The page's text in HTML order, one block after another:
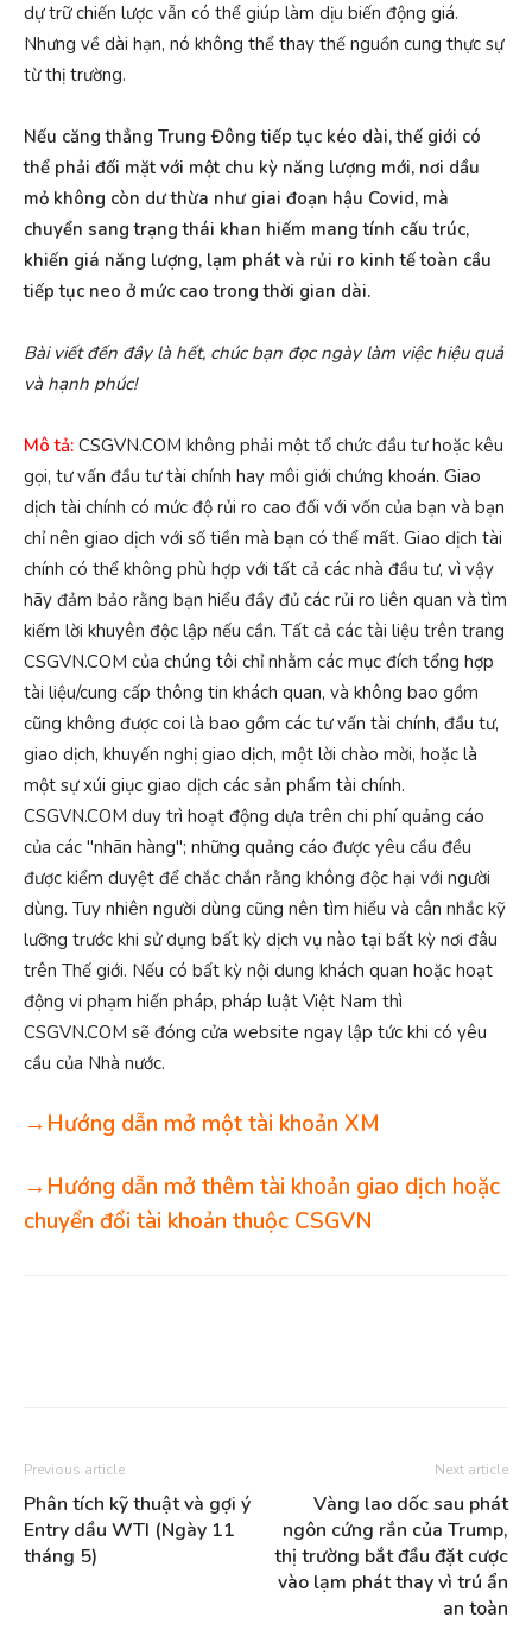
dự trữ chiến lược vẫn có thể giúp làm dịu biến động giá.
Nhưng về dài hạn, nó không thể thay thế nguồn cung thực sự
từ thị trường.
Nếu căng thẳng Trung Đông tiếp tục kéo dài, thế giới có
thể phải đối mặt với một chu kỳ năng lượng mới, nơi dầu
mỏ không còn dư thừa như giai đoạn hậu Covid, mà
chuyển sang trạng thái khan hiếm mang tính cấu trúc,
khiến giá năng lượng, lạm phát và rủi ro kinh tế toàn cầu
tiếp tục neo ở mức cao trong thời gian dài.
Bàiviết đến đây là hết, chúc bạn đọc ngày làm việc hiệu quả
và hạnh phúc!
Mô tả: CSGVN.COM không phải một tổ chức đầu tư hoặc kêu
gọi, tư vấn đầu tư tài chính hay môi giới chứng khoán. Giao
dịch tài chính có mức độ rủi ro cao đối với vốn của bạn và bạn
chỉ nên giao dịch với số tiền mà bạn có thể mất. Giao dịch tài
chính có thể không phù hợp với tất cả các nhà đầu tư, vì vậy
hãy đảm bảo rằng bạn hiểu đầy đủ các rủi ro liên quan và tìm
kiếm lời khuyên độc lập nếu cần. Tất cả các tài liệu trên trang
CSGVN.COM của chúng tôi chỉ nhằm các mục đích tổng hợp
tài liệu/cung cấp thông tin khách quan, và không bao gồm
cũng không được coi là bao gồm các tư vấn tài chính, đầu tư,
giao dịch, khuyến nghị giao dịch, một lời chào mời, hoặc là
một sự xúi giục giao dịch các sản phẩm tài chính.
CSGVN.COM duy trì hoạt động dựa trên chi phí quảng cáo
của các "nhãn hàng"; những quảng cáo được yêu cầu đều
được kiểm duyệt để chắc chắn rằng không độc hại với người
dùng. Tuy nhiên người dùng cũng nên tìm hiểu và cân nhắc kỹ
lưỡng trước khi sử dụng bất kỳ dịch vụ nào tại bất kỳ nơi đâu
trên Thế giới. Nếu có bất kỳ nội dung khách quan hoặc hoạt
động vi phạm hiến pháp, pháp luật Việt Nam thì
CSGVN.COM sẽ đóng cửa website ngay lập tức khi có yêu
cầu của Nhà nước.
→Hướng dẫn mở một tài khoản XM
→Hướng dẫn mở thêm tài khoản giao dịch hoặc
chuyển đổi tài khoản thuộc CSGVN
Previous article
Phân tích kỹ thuật và gợi ý
Entry dầu WTI (Ngày 11
tháng 5)
Next article
Vàng lao dốc sau phát
ngôn cứng rắn của Trump,
thị trường bắt đầu đặt cược
vào lạm phát thay vì trú ẩn
an toàn